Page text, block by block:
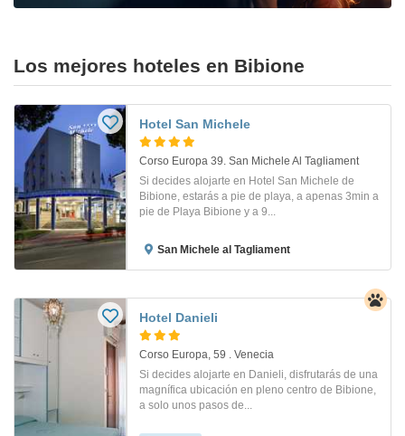
Los mejores hoteles en Bibione
Hotel San Michele
Corso Europa 39. San Michele Al Tagliament
Si decides alojarte en Hotel San Michele de
Bibione, estarás a pie de playa, a apenas 3min a
pie de Playa Bibione y a 9...
San Michele al Tagliament
Hotel Danieli
Corso Europa, 59 . Venecia
Si decides alojarte en Danieli, disfrutarás de una
magnífica ubicación en pleno centro de Bibione,
a solo unos pasos de...